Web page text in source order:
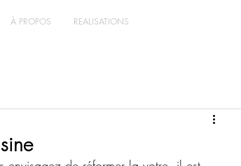
À PROPOS REALISATIONS